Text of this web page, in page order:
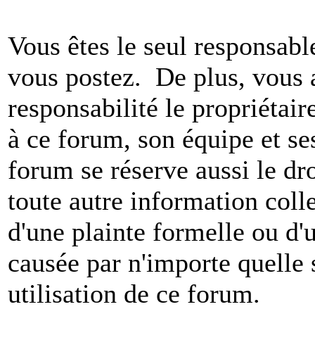
Vous êtes le seul
vous postez. De plus, vous
responsabilité le
à ce forum, son équipe et
forum se réserve aussi le
toute autre information
d'une plainte formelle ou
causée par n'importe
utilisation de ce forum.